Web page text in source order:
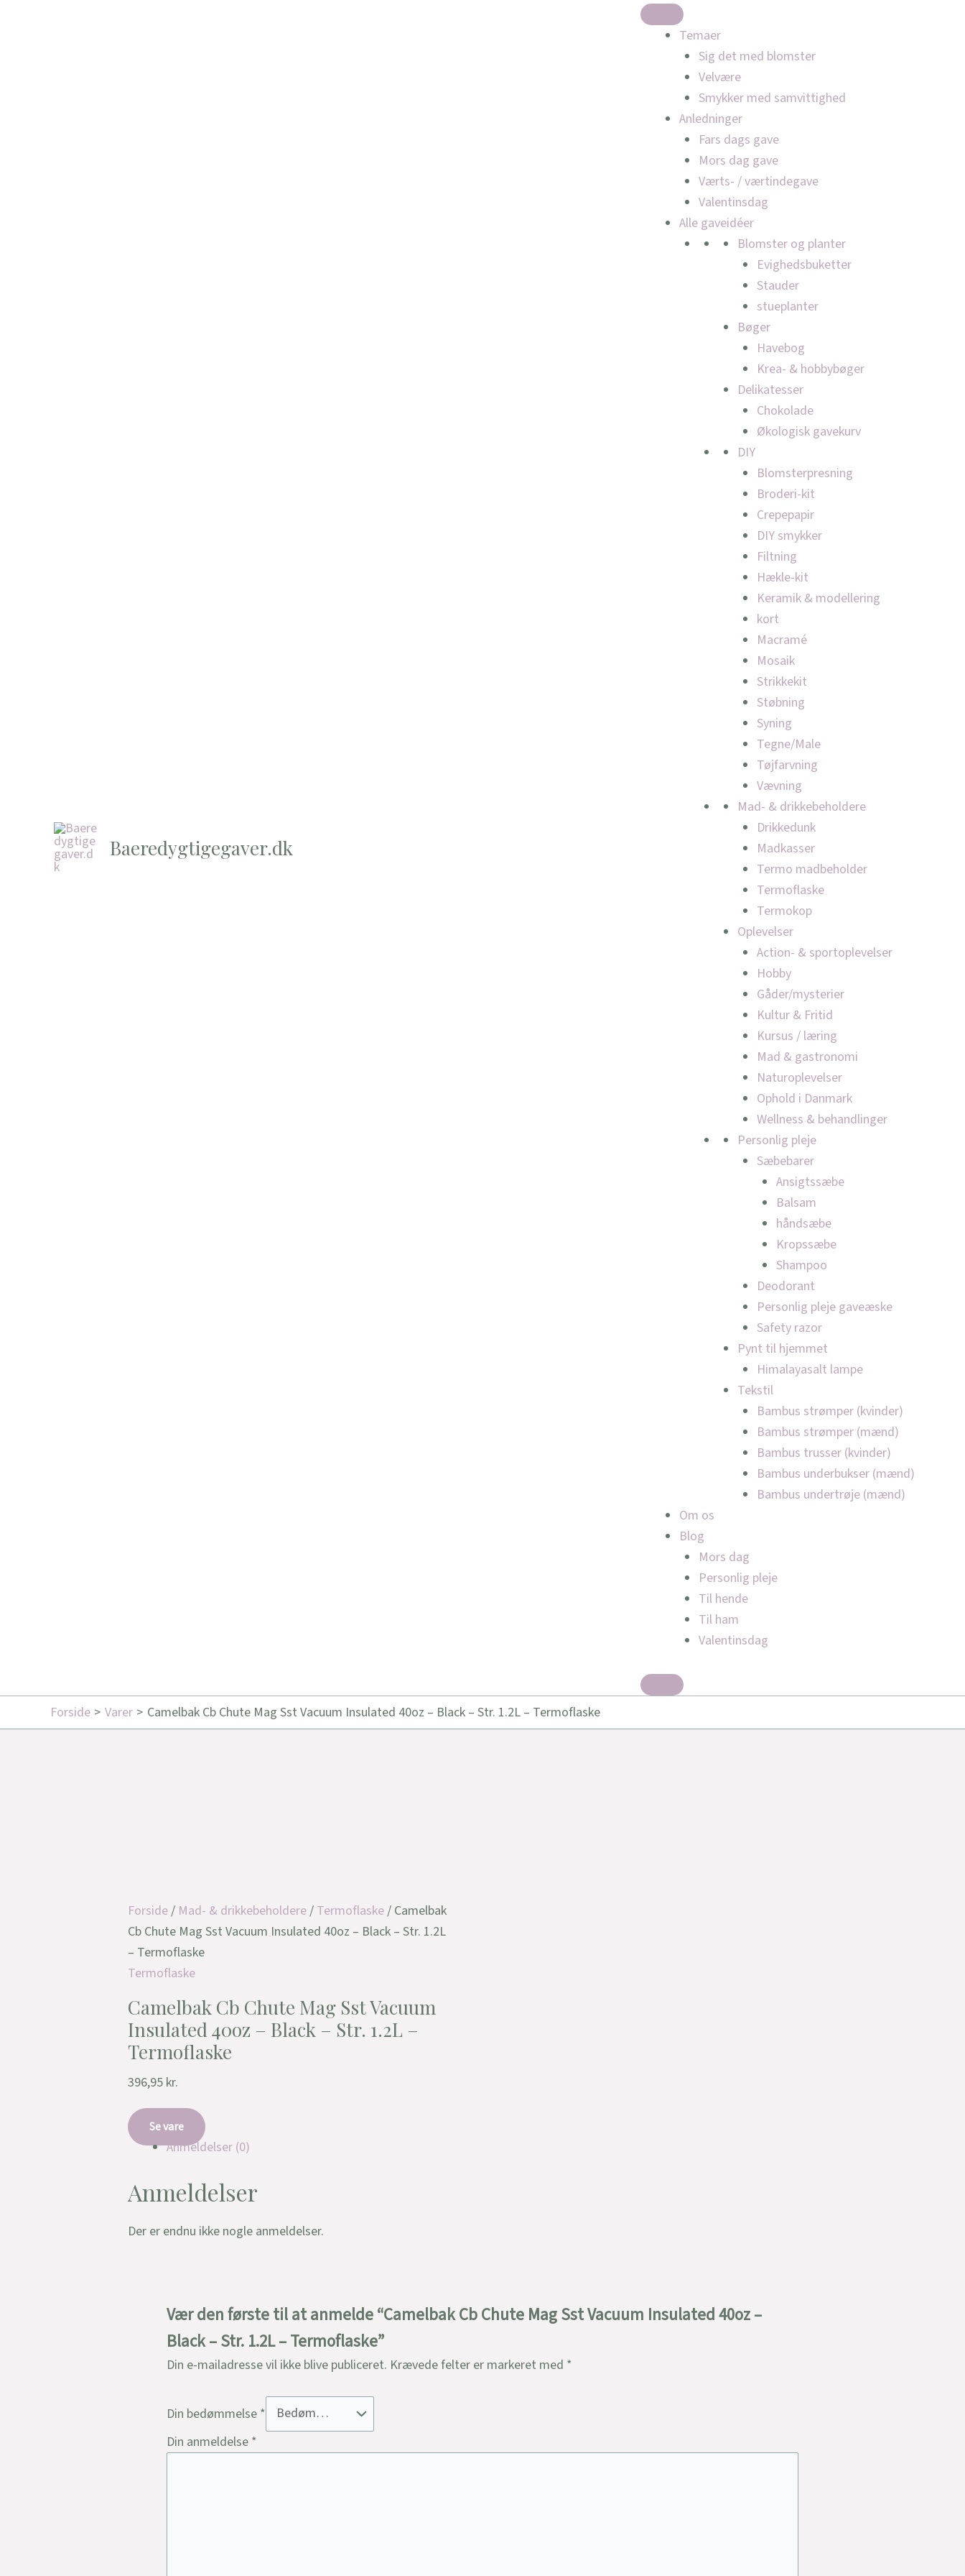
Baeredygtigegaver.dk
Temaer
Sig det med blomster
Velvære
Smykker med samvittighed
Anledninger
Fars dags gave
Mors dag gave
Værts- / værtindegave
Valentinsdag
Alle gaveidéer
Blomster og planter
Evighedsbuketter
Stauder
stueplanter
Bøger
Havebog
Krea- & hobbybøger
Delikatesser
Chokolade
Økologisk gavekurv
DIY
Blomsterpresning
Broderi-kit
Crepepapir
DIY smykker
Filtning
Hækle-kit
Keramik & modellering
kort
Macramé
Mosaik
Strikkekit
Støbning
Syning
Tegne/Male
Tøjfarvning
Vævning
Mad- & drikkebeholdere
Drikkedunk
Madkasser
Termo madbeholder
Termoflaske
Termokop
Oplevelser
Action- & sportoplevelser
Hobby
Gåder/mysterier
Kultur & Fritid
Kursus / læring
Mad & gastronomi
Naturoplevelser
Ophold i Danmark
Wellness & behandlinger
Personlig pleje
Sæbebarer
Ansigtssæbe
Balsam
håndsæbe
Kropssæbe
Shampoo
Deodorant
Personlig pleje gaveæske
Safety razor
Pynt til hjemmet
Himalayasalt lampe
Tekstil
Bambus strømper (kvinder)
Bambus strømper (mænd)
Bambus trusser (kvinder)
Bambus underbukser (mænd)
Bambus undertrøje (mænd)
Om os
Blog
Mors dag
Personlig pleje
Til hende
Til ham
Valentinsdag
Forside Varer Camelbak Cb Chute Mag Sst Vacuum Insulated 40oz – Black – Str. 1.2L – Termoflaske
Forside/ Mad- & drikkebeholdere/ Termoflaske/ Camelbak
Cb Chute Mag Sst Vacuum Insulated 40oz – Black – Str. 1.2L
– Termoflaske
Termoflaske
Camelbak Cb Chute Mag Sst Vacuum
Insulated 40oz – Black – Str. 1.2L –
Termoflaske
396,95 kr.
Se vare
Anmeldelser (0)
Anmeldelser
Der er endnu ikke nogle anmeldelser.
Vær den første til at anmelde “Camelbak Cb Chute Mag Sst Vacuum Insulated 40oz –
Black – Str. 1.2L – Termoflaske”
Din e-mailadresse vil ikke blive publiceret. Krævede felter er markeret med *
Din bedømmelse *
Din anmeldelse *